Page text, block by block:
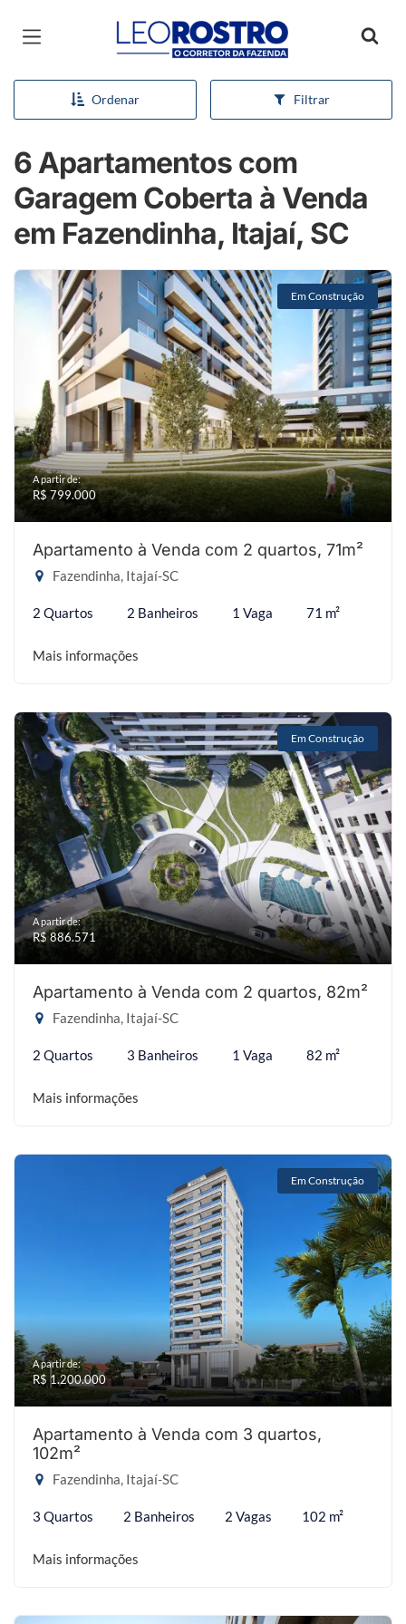
Página inicial
Ordenar Filtrar
6 Apartamentos com
Garagem Coberta à Venda
em Fazendinha, Itajaí, SC
Em Construção
A partir de:
R$ 799.000
Apartamento à Venda com 2 quartos, 71m²
Fazendinha, Itajaí-SC
2 Quartos 2 Banheiros 1 Vaga 71 m²
Mais informações
Em Construção
A partir de:
R$ 886.571
Apartamento à Venda com 2 quartos, 82m²
Fazendinha, Itajaí-SC
2 Quartos 3 Banheiros 1 Vaga 82 m²
Mais informações
Em Construção
A partir de:
R$ 1.200.000
Apartamento à Venda com 3 quartos,
102m²
Fazendinha, Itajaí-SC
3 Quartos 2 Banheiros 2 Vagas 102 m²
Mais informações